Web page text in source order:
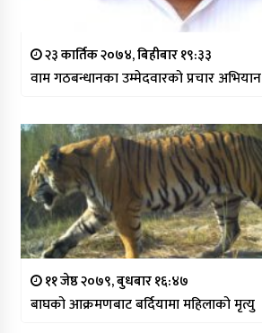
२३ कार्तिक २०७४, बिहीबार १९:३३
वाम गठबन्धानका उम्मेदवारको प्रचार
११ जेष्ठ २०७९, बुधबार १६:४७
बाघको आक्रमणबाट बर्दियामा महिलाको मृत्यु